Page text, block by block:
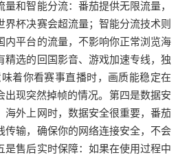
量和智能分流：番茄提供无限流量，
界杯决赛会超流量；智能分流技术则
内平台的流量，不影响你正常浏览海
精选的回国影音、游戏加速专线，独
着你看赛事直播时，画质能稳定在
出现突然掉帧的情况。第四是数据安
海外上网时，数据安全很重要，番茄
传输，确保你的网络连接安全，不会
是售后实时保障：如果在使用过程中